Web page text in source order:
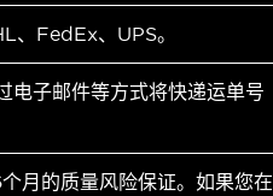
、FedEx、UPS。
电子邮件等方式将快递运单号
月的质量风险保证。如果您在